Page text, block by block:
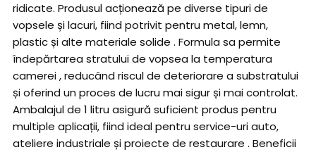
ridicate. Produsul acționează pe diverse tipuri de
vopsele și lacuri, fiind potrivit pentru metal, lemn,
plastic și alte materiale solide . Formula sa permite
îndepărtarea stratului de vopsea la temperatura
camerei , reducând riscul de deteriorare a substratului
și oferind un proces de lucru mai sigur și mai controlat.
Ambalajul de 1 litru asigură suficient produs pentru
multiple aplicații, fiind ideal pentru service-uri auto,
ateliere industriale și proiecte de restaurare . Beneficii